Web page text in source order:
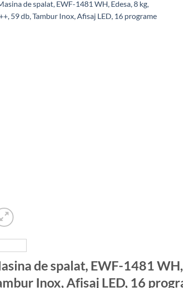
de spalat, EWF-1481
Inox, Afisaj LED, 16